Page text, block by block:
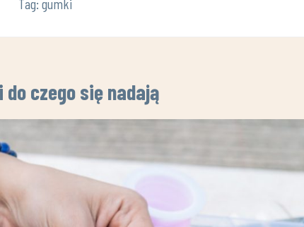
Tag: gumki
czego się nadają